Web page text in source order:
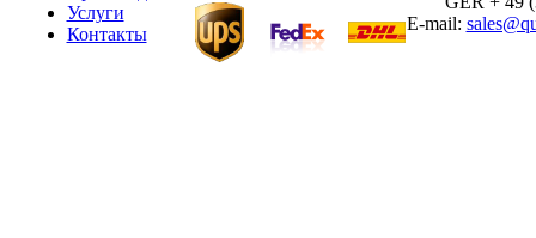
Услуги
Контакты
E-mail: